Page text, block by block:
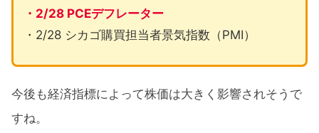
・2/28 PCEデフレーター
・2/28 シカゴ購買担当者景気指数（PMI）
今後も経済指標によって株価は大きく影響されそうで
すね。